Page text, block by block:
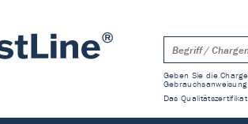
Geben Sie die
Das